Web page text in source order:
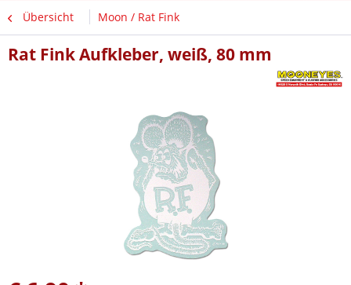
Übersicht Moon / Rat Fink
Rat Fink Aufkleber, weiß, 80 mm